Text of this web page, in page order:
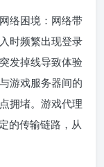
络困境：网络带
时频繁出现登录
发掉线导致体验
游戏服务器间的
拥堵。游戏代理
的传输链路，从